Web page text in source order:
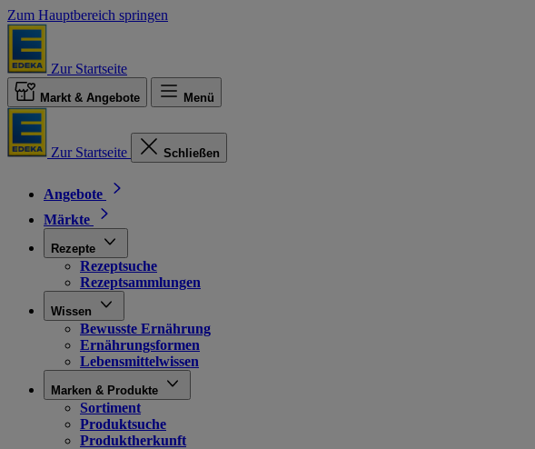
Zum Hauptbereich springen
Zur Startseite
Markt & Angebote Menü
Zur Startseite Schließen
Angebote
Märkte
Rezepte
Rezeptsuche
Rezeptsammlungen
Wissen
Bewusste Ernährung
Ernährungsformen
Lebensmittelwissen
Marken & Produkte
Sortiment
Produktsuche
Produktherkunft